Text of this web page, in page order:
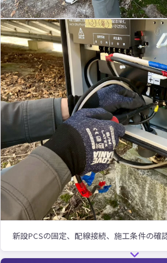
新設PCSの固定、配線接続、施工条件の確